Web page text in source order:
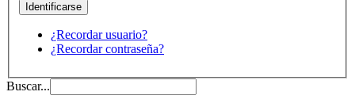
¿Recordar usuario?
¿Recordar contraseña?
Buscar...